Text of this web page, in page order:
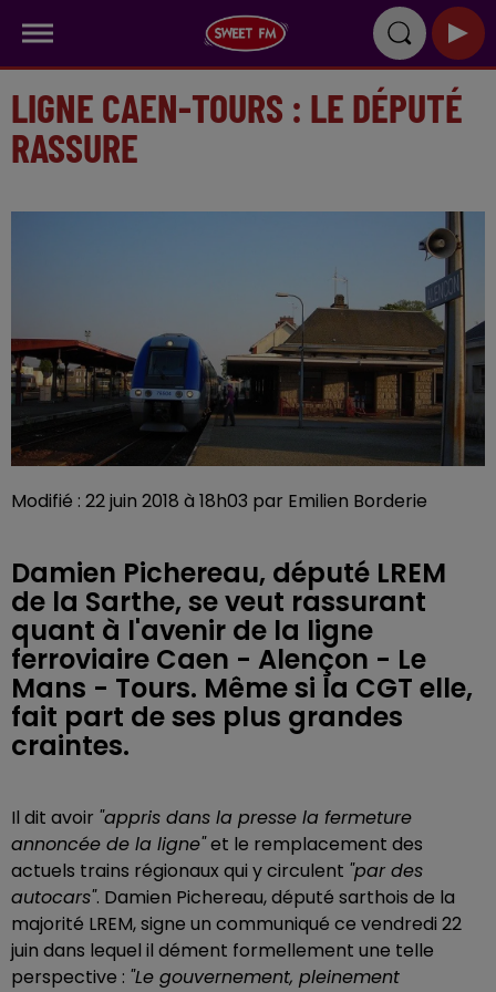
LIGNE CAEN-TOURS : LE DÉPUTÉ
RASSURE
Modifié : 22 juin 2018 à 18h03 par Emilien Borderie
Damien Pichereau, député LREM
de la Sarthe, se veut rassurant
quant à l'avenir de la ligne
ferroviaire Caen - Alençon - Le
Mans - Tours. Même si la CGT elle,
fait part de ses plus grandes
craintes.
Il dit avoir "appris dans la presse la fermeture
annoncée de la ligne"et le remplacement des
actuels trains régionaux qui y circulent "par des
autocars". Damien Pichereau, député sarthois de la
majorité LREM, signe un communiqué ce vendredi 22
juin dans lequel il dément formellement une telle
perspective : "Le gouvernement, pleinement